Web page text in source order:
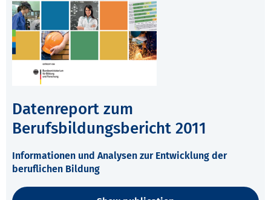
Datenreport zum
Berufsbildungsbericht 2011
Informationen und Analysen zur Entwicklung der
beruflichen Bildung